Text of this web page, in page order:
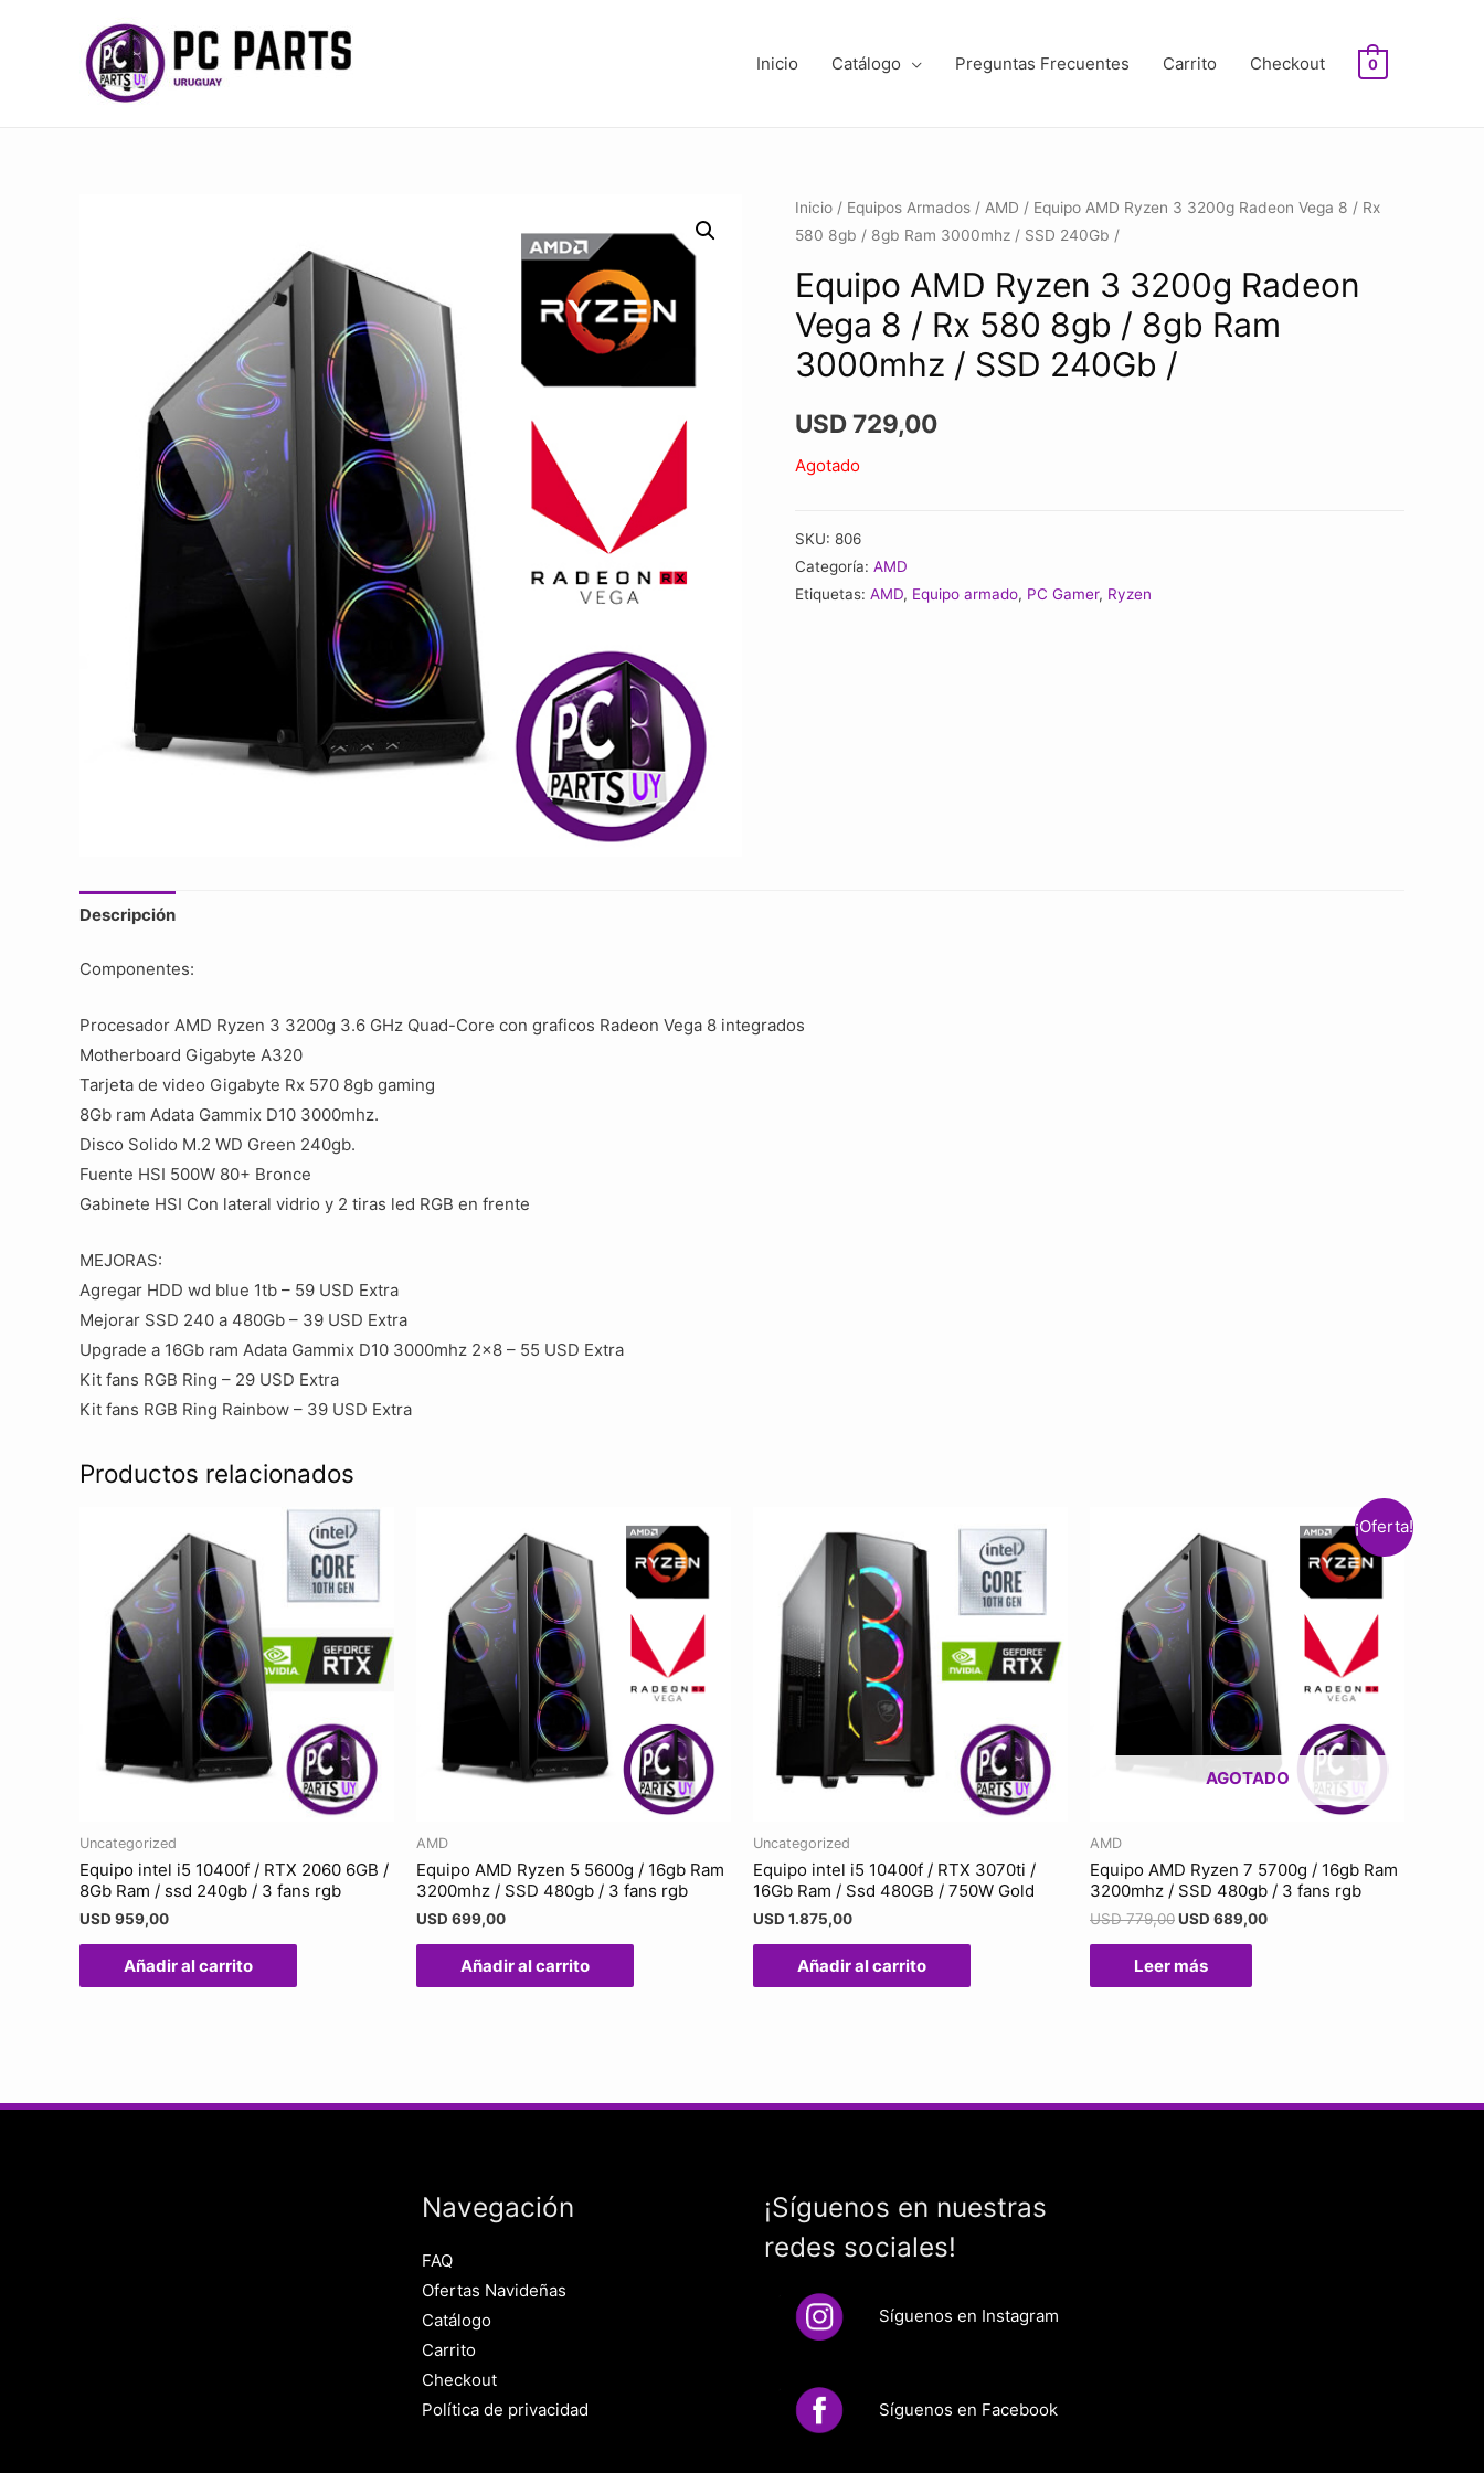
Inicio Catálogo Preguntas Frecuentes Carrito Checkout 0
Inicio / Equipos Armados / AMD / Equipo AMD Ryzen 3 3200g Radeon Vega 8 / Rx
580 8gb / 8gb Ram 3000mhz / SSD 240Gb /
Equipo AMD Ryzen 3 3200g Radeon
Vega 8 / Rx 580 8gb / 8gb Ram
3000mhz / SSD 240Gb /
USD729,00
Agotado
SKU: 806
Categoría: AMD
Etiquetas: AMD, Equipo armado, PC Gamer, Ryzen
Descripción
Componentes:
Procesador AMD Ryzen 3 3200g 3.6 GHz Quad-Core con graficos Radeon Vega 8 integrados
Motherboard Gigabyte A320
Tarjeta de video Gigabyte Rx 570 8gb gaming
8Gb ram Adata Gammix D10 3000mhz.
Disco Solido M.2 WD Green 240gb.
Fuente HSI 500W 80+ Bronce
Gabinete HSI Con lateral vidrio y 2 tiras led RGB en frente
MEJORAS:
Agregar HDD wd blue 1tb – 59 USD Extra
Mejorar SSD 240 a 480Gb – 39 USD Extra
Upgrade a 16Gb ram Adata Gammix D10 3000mhz 2×8 – 55 USD Extra
Kit fans RGB Ring – 29 USD Extra
Kit fans RGB Ring Rainbow – 39 USD Extra
Productos relacionados
Uncategorized
Equipo intel i5 10400f / RTX 2060 6GB /
8Gb Ram / ssd 240gb / 3 fans rgb
USD 959,00
Añadir al carrito
AMD
Equipo AMD Ryzen 5 5600g / 16gb Ram
3200mhz / SSD 480gb / 3 fans rgb
USD 699,00
Añadir al carrito
Uncategorized
Equipo intel i5 10400f / RTX 3070ti /
16Gb Ram / Ssd 480GB / 750W Gold
USD 1.875,00
Añadir al carrito
¡Oferta!
AGOTADO
AMD
Equipo AMD Ryzen 7 5700g / 16gb Ram
3200mhz / SSD 480gb / 3 fans rgb
USD779,00USD 689,00
Leer más
Navegación
FAQ
Ofertas Navideñas
Catálogo
Carrito
Checkout
Política de privacidad
¡Síguenos en nuestras
redes sociales!
Síguenos en Instagram
Síguenos en Facebook